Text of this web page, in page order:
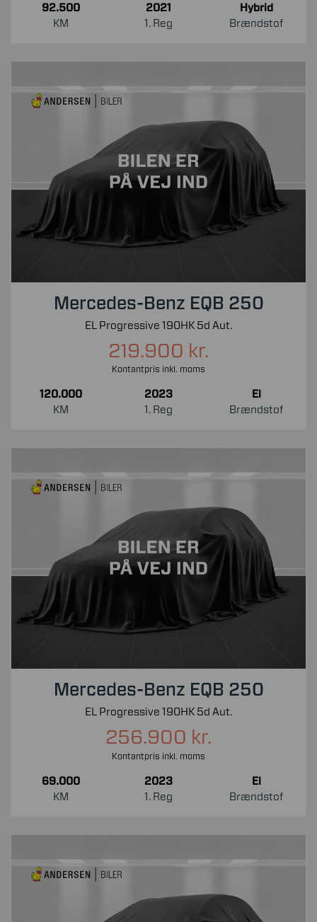
92.500
KM
2021
1. Reg
Hybrid
Brændstof
Mercedes-Benz EQB 250
EL Progressive 190HK 5d Aut.
219.900 kr.
Kontantpris inkl. moms
120.000
KM
2023
1. Reg
El
Brændstof
Mercedes-Benz EQB 250
EL Progressive 190HK 5d Aut.
256.900 kr.
Kontantpris inkl. moms
69.000
KM
2023
1. Reg
El
Brændstof